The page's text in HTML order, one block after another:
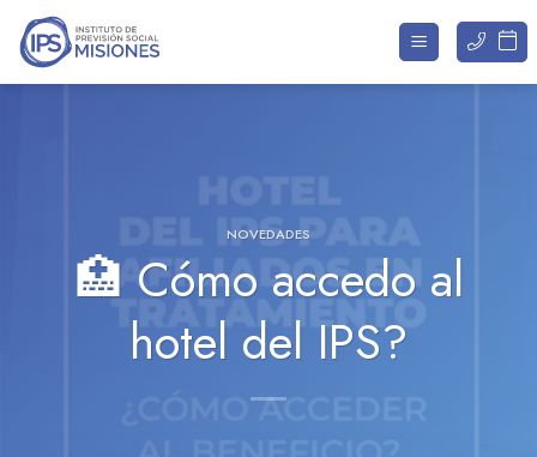
Saltar
contenido
NOVEDADES
🏥 Cómo accedo al
hotel del IPS?